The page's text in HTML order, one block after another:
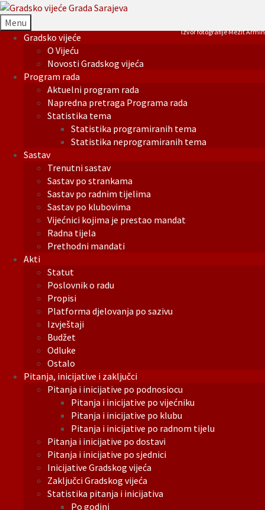
Menu
Gradsko vijeće
O Vijeću
Novosti Gradskog vijeća
Program rada
Aktuelni program rada
Napredna pretraga Programa rada
Statistika tema
Statistika programiranih tema
Statistika neprogramiranih tema
Sastav
Trenutni sastav
Sastav po strankama
Sastav po radnim tijelima
Sastav po klubovima
Vijećnici kojima je prestao mandat
Radna tijela
Prethodni mandati
Akti
Statut
Poslovnik o radu
Propisi
Platforma djelovanja po sazivu
Izvještaji
Budžet
Odluke
Ostalo
Pitanja, inicijative i zaključci
Pitanja i inicijative po podnosiocu
Pitanja i inicijative po vijećniku
Pitanja i inicijative po klubu
Pitanja i inicijative po radnom tijelu
Pitanja i inicijative po dostavi
Pitanja i inicijative po sjednici
Inicijative Gradskog vijeća
Zaključci Gradskog vijeća
Statistika pitanja i inicijativa
Po godini
Izvor fotografije Mezit Armin